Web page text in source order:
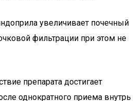
увеличивает почечный
фильтрации при этом не
препарата достигает
однократного приема внутрь